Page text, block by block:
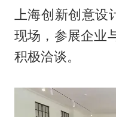
上海创新创意设
现场，参展企业
积极洽谈。